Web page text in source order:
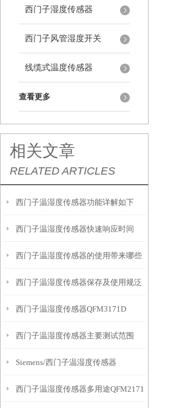
西门子湿度传感器
西门子风管湿度开关
线缆式温度传感器
查看更多
相关文章
RELATED ARTICLES
西门子温湿度传感器功能详解如下
西门子温湿度传感器快速响应时间
西门子温湿度传感器的使用带来哪些
益处
西门子温湿度传感器保存及使用规泛
西门子温湿度传感器QFM3171D
西门子温湿度传感器主要测试范围
Siemens/西门子温湿度传感器
QFM3160
西门子温湿度传感器多用途QFM2171